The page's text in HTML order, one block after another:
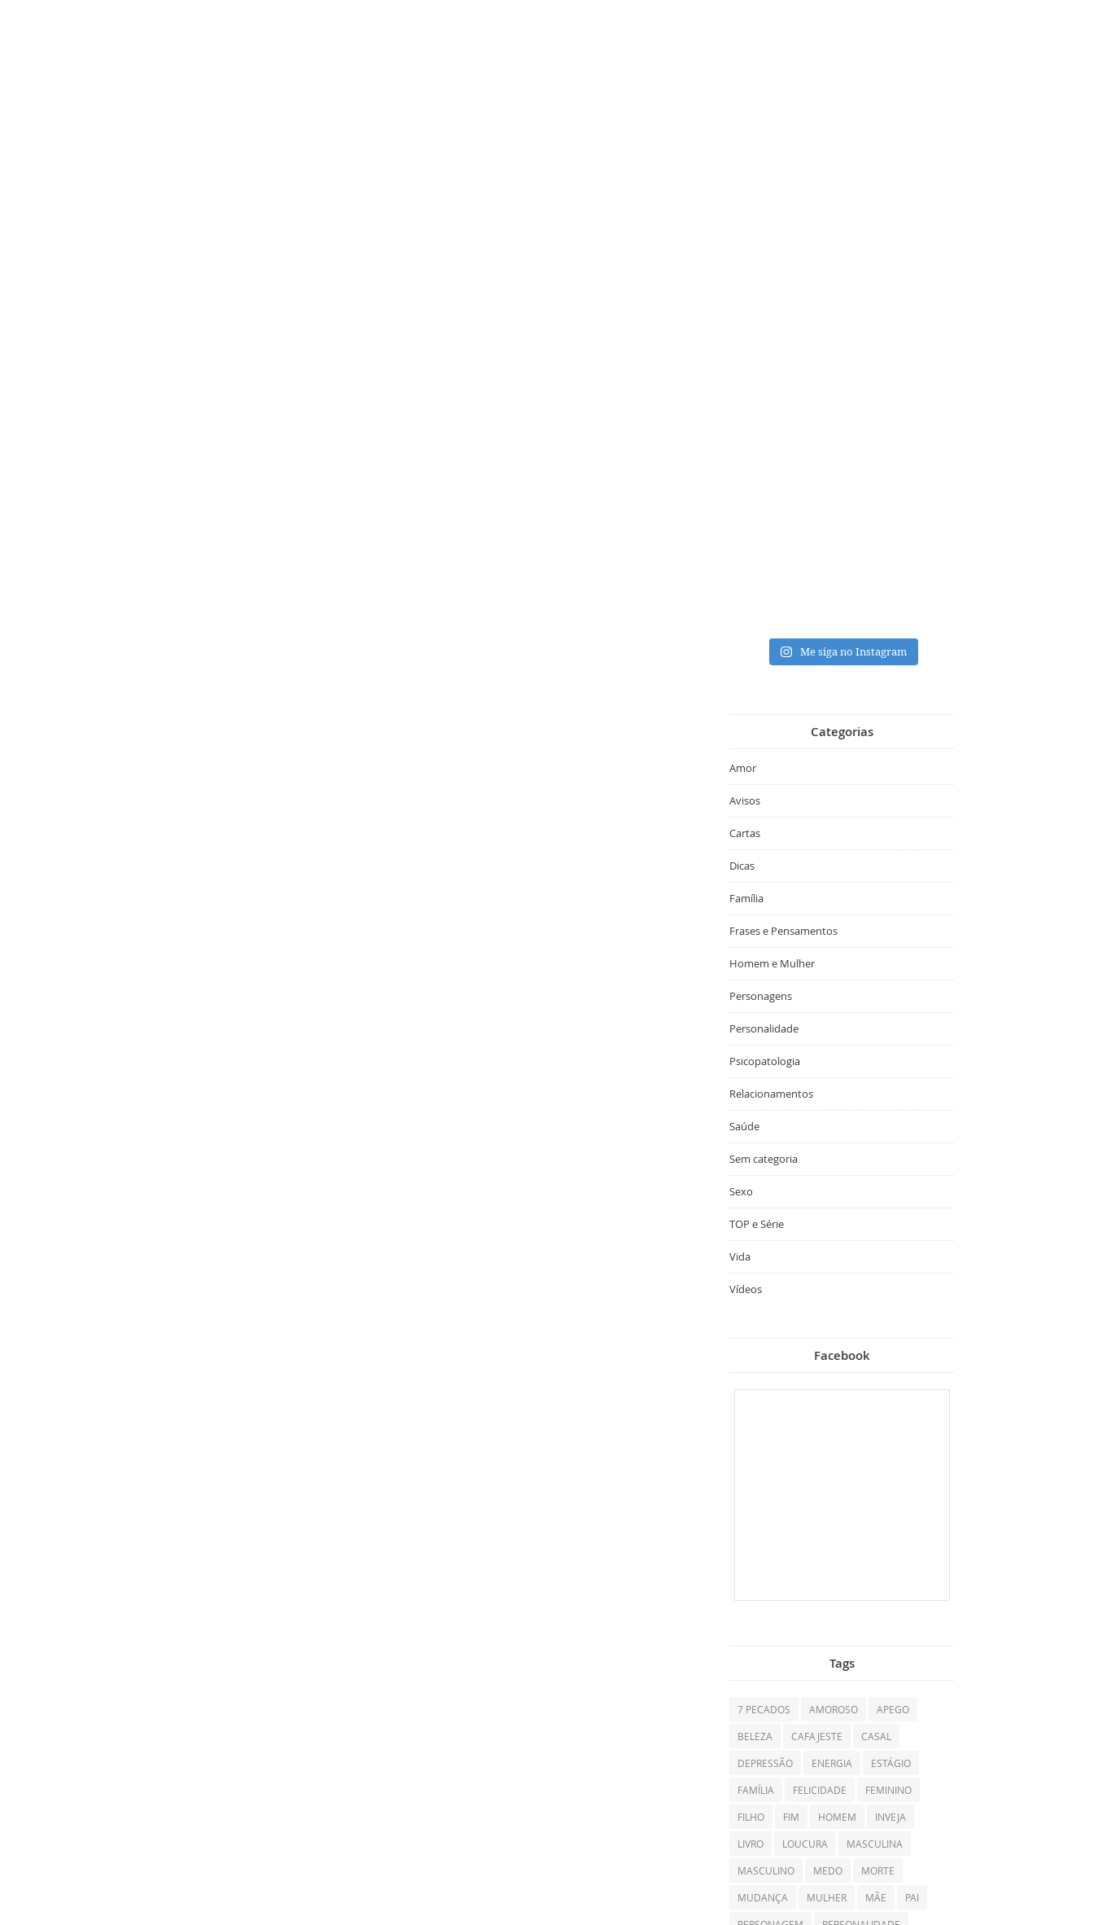
Me siga no Instagram
Categorias
Amor
Avisos
Cartas
Dicas
Família
Frases e Pensamentos
Homem e Mulher
Personagens
Personalidade
Psicopatologia
Relacionamentos
Saúde
Sem categoria
Sexo
TOP e Série
Vida
Vídeos
Facebook
Tags
7 PECADOS AMOROSO APEGO
BELEZA CAFAJESTE CASAL
DEPRESSÃO ENERGIA ESTÁGIO
FAMÍLIA FELICIDADE FEMININO
FILHO FIM HOMEM INVEJA
LIVRO LOUCURA MASCULINA
MASCULINO MEDO MORTE
MUDANÇA MULHER MÃE PAI